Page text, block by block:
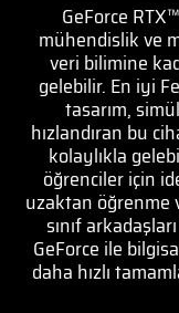
GeForce
mühendislik ve
veri bilimine
gelebilir. En iyi
tasarım,
hızlandıran bu
kolaylıkla
öğrenciler için
uzaktan öğrenme
sınıf
GeForce ile
daha hızlı